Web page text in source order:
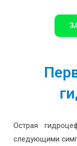
Острая
следующими